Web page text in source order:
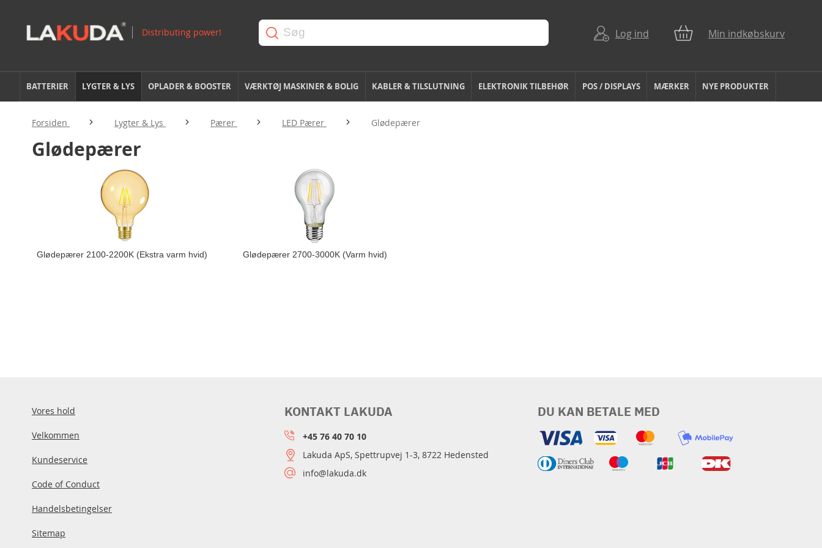
Log ind Min indkøbskurv
BATTERIER LYGTER & LYS OPLADER & BOOSTER VÆRKTØJ MASKINER & BOLIG KABLER & TILSLUTNING ELEKTRONIK TILBEHØR POS / DISPLAYS MÆRKER NYE PRODUKTER
Forsiden Lygter & Lys Pærer LED Pærer Glødepærer
Glødepærer
Glødepærer 2100-2200K (Ekstra varm hvid) Glødepærer 2700-3000K (Varm hvid)
Vores hold
Velkommen
Kundeservice
Code of Conduct
Handelsbetingelser
Sitemap
DU KAN BETALE MED
KONTAKT LAKUDA
+45 76 40 70 10
Lakuda ApS, Spettrupvej 1-3, 8722 Hedensted
info@lakuda.dk